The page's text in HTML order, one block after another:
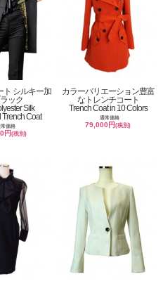
ト シルキー加
ック
Silk
Trench Coat
常価格
円(税別)
カラーバリエーション豊富
なトレンチコート
Trench Coat in 10 Colors
通常価格
79,000円(税別)